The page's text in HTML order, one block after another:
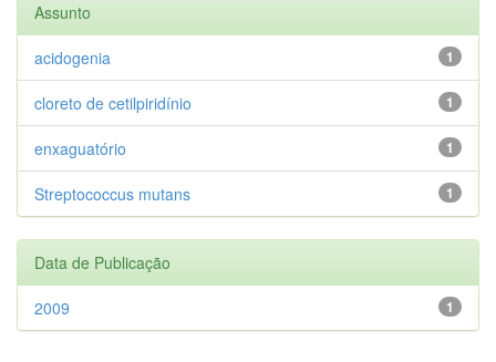
Assunto
1
acidogenia
1
cloreto de cetilpiridínio
1
enxaguatório
1
Streptococcus mutans
Data de Publicação
1
2009